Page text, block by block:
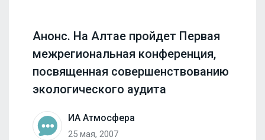
Анонс. На Алтае пройдет Первая
межрегиональная конференция,
посвященная совершенствованию
экологического аудита
ИА Атмосфера
25 мая, 2007